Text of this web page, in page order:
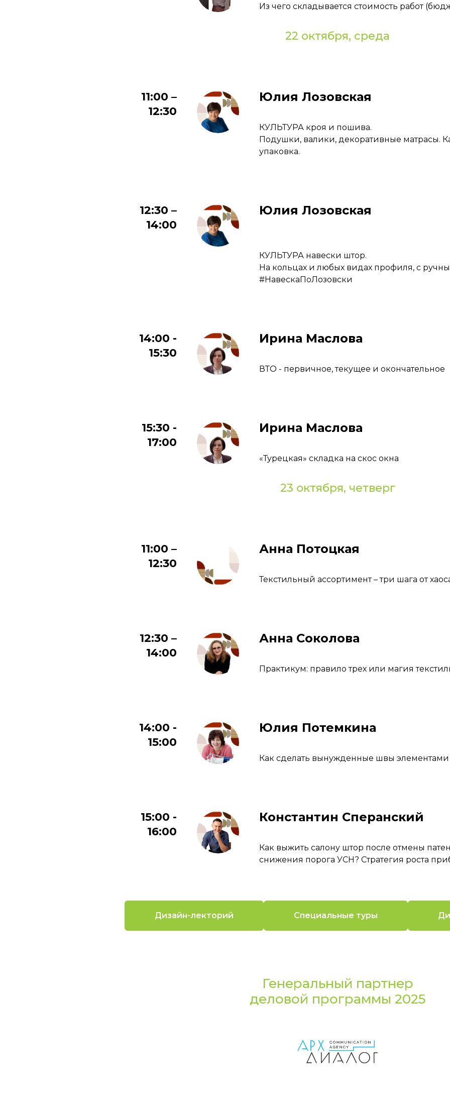
Из чего складывается стоимость работ
22 октября, среда
11:00 –
12:30
Юлия Лозовская
КУЛЬТУРА кроя и пошива.
Подушки, валики, декоративные матрасы.
упаковка.
12:30 –
14:00
Юлия Лозовская
КУЛЬТУРА навески штор.
На кольцах и любых видах профиля, с
#НавескаПоЛозовски
14:00 -
15:30
Ирина Маслова
ВТО - первичное, текущее и окончательное
15:30 -
17:00
Ирина Маслова
«Турецкая» складка на скос окна
23 октября, четверг
11:00 –
12:30
Анна Потоцкая
Текстильный ассортимент – три шага от
12:30 –
14:00
Анна Соколова
Практикум: правило трех или магия
14:00 -
15:00
Юлия Потемкина
Как сделать вынужденные швы элементами
15:00 -
16:00
Константин Сперанский
Как выжить салону штор после отмены
снижения порога УСН? Стратегия роста
Дизайн-лекторий Специальные туры
Генеральный партнер
деловой программы 2025